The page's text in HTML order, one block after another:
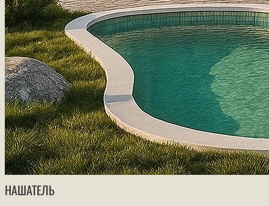
НАШАТЕЛЬ